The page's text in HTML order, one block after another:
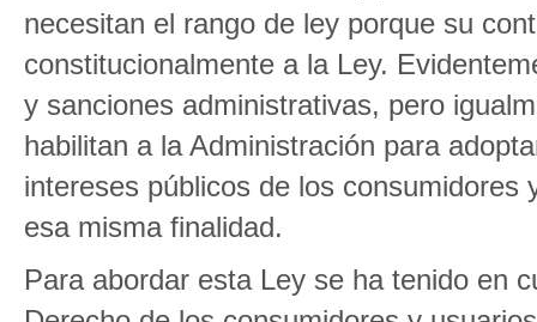
necesitan el rango de ley porque su
constitucionalmente a la Ley.
y sanciones administrativas, pero
habilitan a la Administración para
intereses públicos de los
esa misma finalidad.
Para abordar esta Ley se ha tenido en